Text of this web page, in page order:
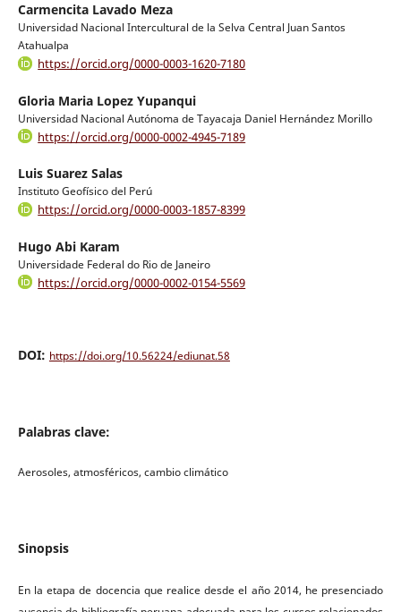
Carmencita Lavado Meza
Universidad Nacional Intercultural de la Selva Central Juan Santos
Atahualpa
https://orcid.org/0000-0003-1620-7180
Gloria Maria Lopez Yupanqui
Universidad Nacional Autónoma de Tayacaja Daniel Hernández Morillo
https://orcid.org/0000-0002-4945-7189
Luis Suarez Salas
Instituto Geofísico del Perú
https://orcid.org/0000-0003-1857-8399
Hugo Abi Karam
Universidade Federal do Rio de Janeiro
https://orcid.org/0000-0002-0154-5569
DOI: https://doi.org/10.56224/ediunat.58
Palabras clave:
Aerosoles, atmosféricos, cambio climático
Sinopsis
En la etapa de docencia que realice desde el año 2014, he presenciado